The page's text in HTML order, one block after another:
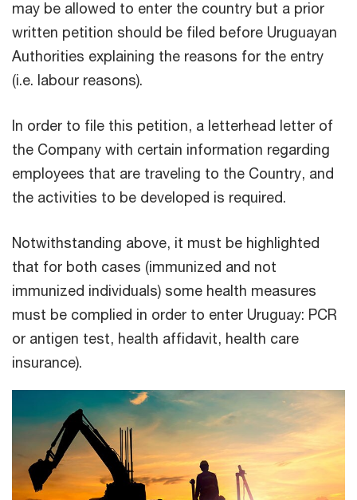
may be allowed to enter the country but a prior
written petition should be filed before Uruguayan
Authorities explaining the reasons for the entry
(i.e. labour reasons).
In order to file this petition, a letterhead letter of
the Company with certain information regarding
employees that are traveling to the Country, and
the activities to be developed is required.
Notwithstanding above, it must be highlighted
that for both cases (immunized and not
immunized individuals) some health measures
must be complied in order to enter Uruguay: PCR
or antigen test, health affidavit, health care
insurance).